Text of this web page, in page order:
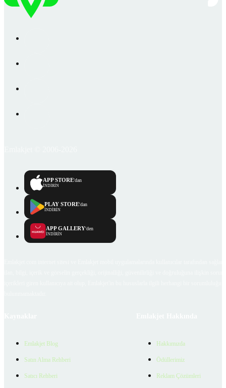
APP STORE'dan
İNDİRİN
PLAY STORE'dan
İNDİRİN
APP GALLERY'den
İNDİRİN
Emlakjet Blog
Satın Alma Rehberi
Satıcı Rehberi
Hakkımızda
Ödüllerimiz
Reklam Çözümleri